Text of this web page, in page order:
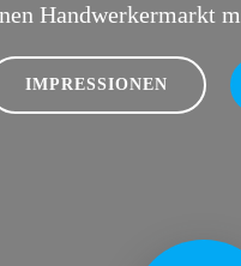
Handwerkermarkt
IMPRESSIONEN